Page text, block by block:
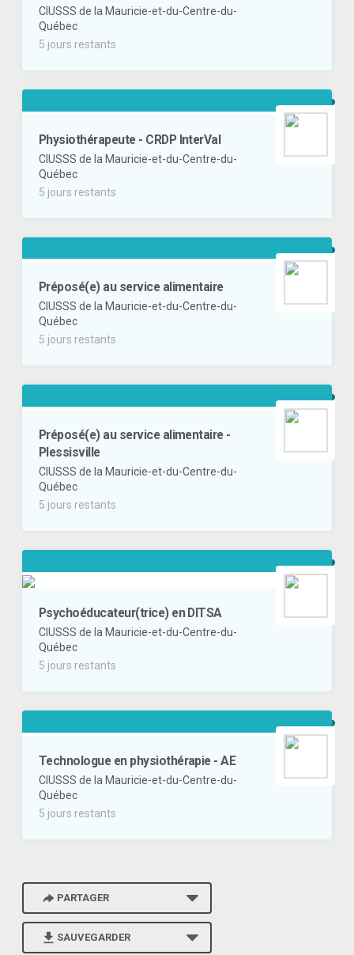
CIUSSS de la Mauricie-et-du-Centre-du-
Québec
5 jours restants
Physiothérapeute - CRDP InterVal
CIUSSS de la Mauricie-et-du-Centre-du-
Québec
5 jours restants
Préposé(e) au service alimentaire
CIUSSS de la Mauricie-et-du-Centre-du-
Québec
5 jours restants
Préposé(e) au service alimentaire -
Plessisville
CIUSSS de la Mauricie-et-du-Centre-du-
Québec
5 jours restants
Psychoéducateur(trice) en DITSA
CIUSSS de la Mauricie-et-du-Centre-du-
Québec
5 jours restants
Technologue en physiothérapie - AE
CIUSSS de la Mauricie-et-du-Centre-du-
Québec
5 jours restants
PARTAGER
SAUVEGARDER